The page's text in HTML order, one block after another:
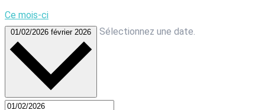
Ce mois-ci
01/02/2026 février 2026 Sélectionnez une date.